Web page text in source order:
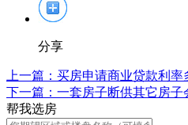
分享
上一篇： 买房申请商业贷款利率
下一篇： 一套房子断供其它房子
帮我选房